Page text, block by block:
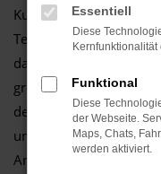
Kunden zu schätzen.
Tesla eine perfekte
das Autozentrum
große Bandbreite an
dem Autokauf
umfangreiche
Ansprüche an
Essentiell
Diese
Funktional
Diese
der Webseite.
Maps, Chats,
werden aktiviert.